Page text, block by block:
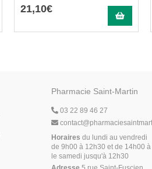
21,10€
Pharmacie Saint-Martin
03 22 89 46 27
contact@
Horaires du lundi au vendredi
de 9h00 à 12h30 et de 14h00
le samedi jusqu'à 12h30